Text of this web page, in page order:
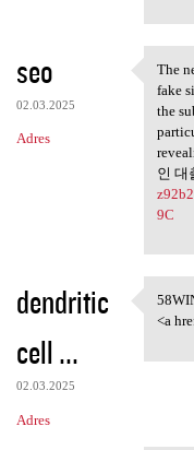
seo
02.03.2025
Adres
The
The
fake
the
인 대
9C
dendritic
cell ...
02.03.2025
Adres
<a